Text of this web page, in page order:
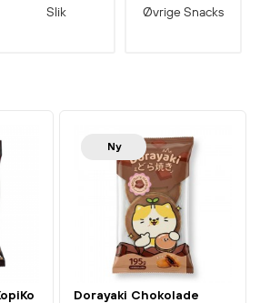
Slik Øvrige Snacks
Ny
Dorayaki Chokolade